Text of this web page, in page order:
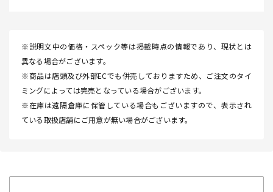
※説明文中の価格・スペック等は掲載時点の情報であり、現状とは
異なる場合がございます。
※商品は店頭及び外部ECでも併売しておりますため、ご注文のタイ
ミングによっては完売となっている場合がございます。
※在庫は遠隔倉庫に保管している場合もございますので、表示され
ている取扱店舗にご用意が無い場合がございます。